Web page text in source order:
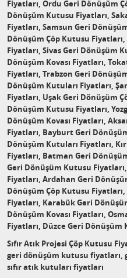
Fiyatları, Ordu Geri Dönüşüm
Dönüşüm Kutusu Fiyatları,
Fiyatları, Samsun Geri
Dönüşüm Çöp Kutusu
Fiyatları, Sivas Geri Dönüşüm
Dönüşüm Kovası Fiyatları,
Fiyatları, Trabzon Geri
Dönüşüm Kutuları Fiyatları,
Fiyatları, Uşak Geri Dönüşüm
Dönüşüm Kutusu Fiyatları,
Dönüşüm Kovası Fiyatları,
Fiyatları, Bayburt Geri
Dönüşüm Kutuları Fiyatları,
Fiyatları, Batman Geri
Geri Dönüşüm Kutusu
Fiyatları, Ardahan Geri
Dönüşüm Çöp Kutusu
Fiyatları, Karabük Geri
Dönüşüm Kovası Fiyatları,
Fiyatları, Düzce Geri Dönüşüm
Sıfır Atık Projesi Çöp Kutusu
geri dönüşüm kutusu fiyatları,
sıfır atık kutuları fiyatları